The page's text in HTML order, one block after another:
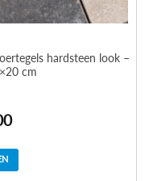
hardsteen look –
cm